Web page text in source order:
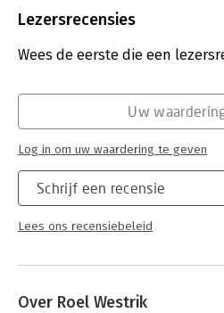
Uitgever:
Verschijningsdatum:
26-7-2016
Burgerlijk
Lezersrecensies
Wees de eerste die een
Schrijf een recensie
Lees ons recensiebeleid
Uw
Log in om uw waardering te geven
Over Roel Westrik